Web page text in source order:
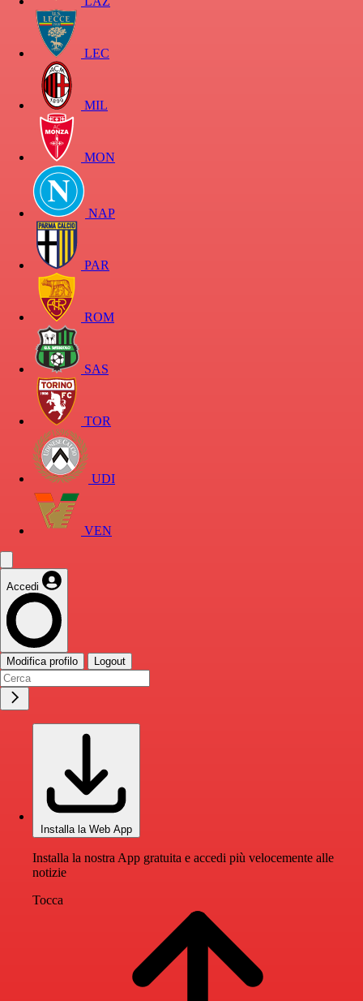
LEC
MIL
MON
NAP
PAR
ROM
SAS
TOR
UDI
VEN
Accedi
Modifica profilo Logout
Installa la Web App
Installa la nostra App gratuita e accedi più velocemente alle
notizie
Tocca